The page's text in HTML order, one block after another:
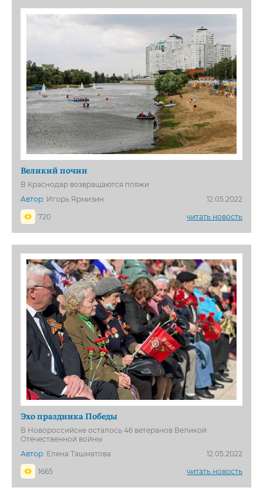
Великий почин
В Краснодар возвращаются пляжи
Автор: Игорь Ярмизин
12.05.2022
720
читать новость
Эхо праздника Победы
В Новороссийске осталось 46 ветеранов Великой
Отечественной войны
Автор: Елена Ташматова
12.05.2022
1665
читать новость